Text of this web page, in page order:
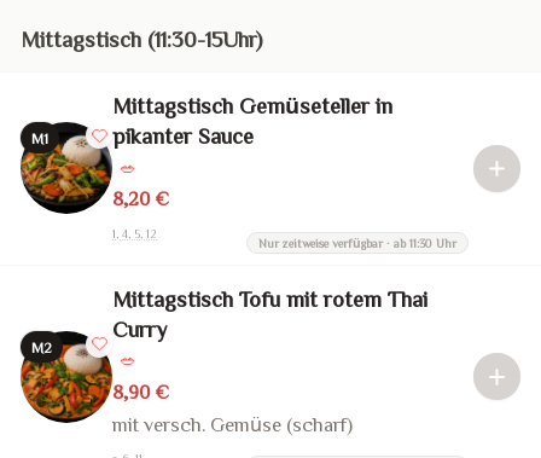
Mittagstisch (11:30-15Uhr)
M1
Mittagstisch Gemüseteller in
pikanter Sauce
🥗
8,20 €
1, 4, 5, 12
Nur zeitweise verfügbar · ab 11:30 Uhr
M2
Mittagstisch Tofu mit rotem Thai
Curry
🥗
8,90 €
mit versch. Gemüse (scharf)